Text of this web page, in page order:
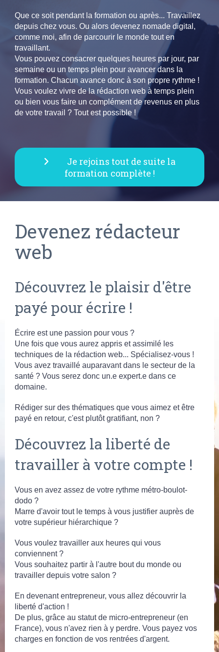
Que ce soit pendant la formation ou après... Travaillez
depuis chez vous. Ou alors devenez nomade digital,
comme moi, afin de parcourir le monde tout en
travaillant.
Vous pouvez consacrer quelques heures par jour, par
semaine ou un temps plein pour avancer dans la
formation. Chacun avance donc à son propre rythme !
Vous voulez vivre de la rédaction web à temps plein
ou bien vous faire un complément de revenus en plus
de votre travail ? Tout est possible !
Je rejoins tout de suite la
formation complète !
Devenez rédacteur
web
Découvrez le plaisir d'être
payé pour écrire !
Écrire est une passion pour vous ?
Une fois que vous aurez appris et assimilé les
techniques de la rédaction web... Spécialisez-vous !
Vous avez travaillé auparavant dans le secteur de la
santé ? Vous serez donc un.e expert.e dans ce
domaine.
Rédiger sur des thématiques que vous aimez et être
payé en retour, c'est plutôt gratifiant, non ?
Découvrez la liberté de
travailler à votre compte !
Vous en avez assez de votre rythme métro-boulot-
dodo ?
Marre d'avoir tout le temps à vous justifier auprès de
votre supérieur hiérarchique ?
Vous voulez travailler aux heures qui vous
conviennent ?
Vous souhaitez partir à l'autre bout du monde ou
travailler depuis votre salon ?
En devenant entrepreneur, vous allez découvrir la
liberté d'action !
De plus, grâce au statut de micro-entrepreneur (en
France), vous n'avez rien à y perdre. Vous payez vos
charges en fonction de vos rentrées d'argent.